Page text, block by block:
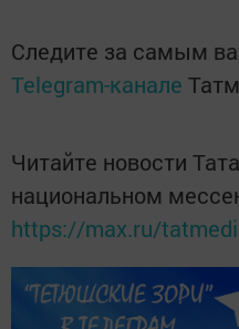
Следите за самым
Telegram-канале
Читайте новости
национальном
https://max.ru/